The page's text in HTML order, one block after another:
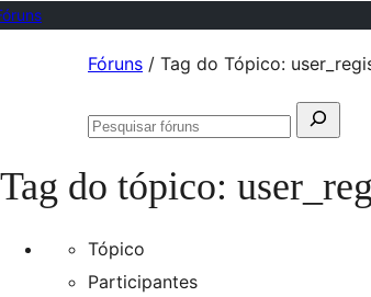
Fóruns / Tag do Tópico:
Pesquisar
Tag do tópico:
Tópico
Participantes